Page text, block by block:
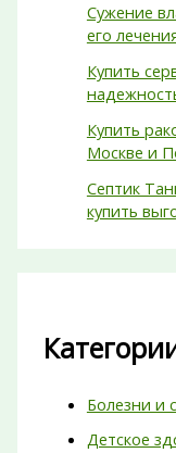
Сужение
его
Купить
Купить
Москве и
Септик
купить
Болезни и
Детское